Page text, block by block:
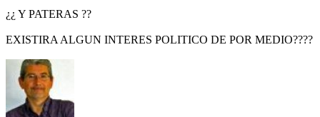
¿¿ Y PATERAS ??
EXISTIRA ALGUN INTERES POLITICO DE POR MEDIO????